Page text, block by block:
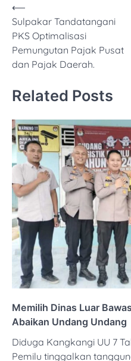
Navigasi
pos
⟵
Sulpakar Tandatangani
PKS Optimalisasi
Pemungutan Pajak Pusat
dan Pajak Daerah.
Related Posts
Memilih Dinas Luar
Abaikan Undang Undang
Diduga Kangkangi UU 7
Pemilu tinggalkan